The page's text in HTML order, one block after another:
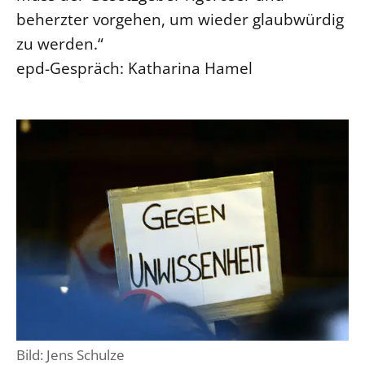
beherzter vorgehen, um wieder glaubwürdig
zu werden.“
epd-Gespräch: Katharina Hamel
Bild: Jens Schulze